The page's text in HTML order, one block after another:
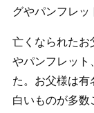
グやパンフレッ
亡くなられたお
やパンフレット
た。お父様は有
白いものが多数